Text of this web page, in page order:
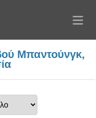
Μπαντούνγκ,